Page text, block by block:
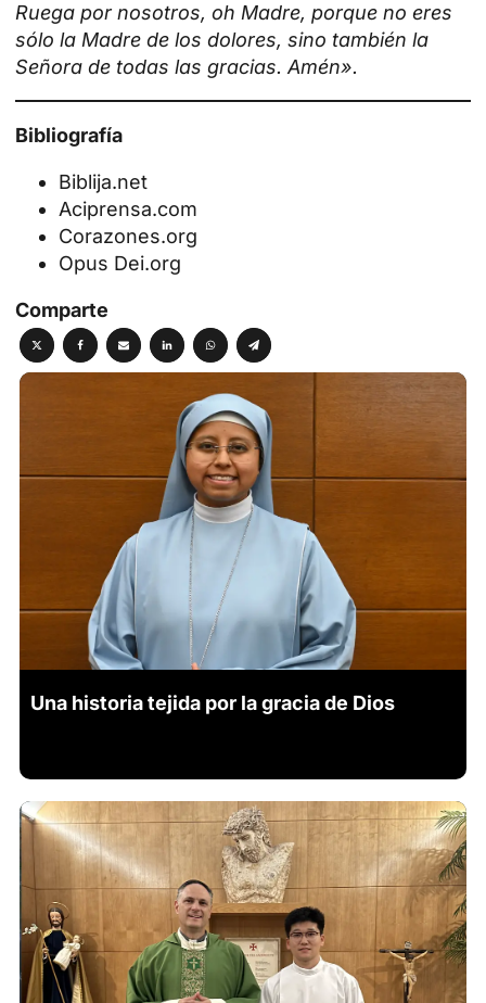
Ruega por nosotros, oh Madre, porque no eres
sólo la Madre de los dolores, sino también la
Señora de todas las gracias.Amén».
Bibliografía
Biblija.net
Aciprensa.com
Corazones.org
Opus Dei.org
Comparte
Una historia tejida por la gracia de Dios